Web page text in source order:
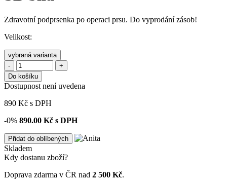
Zdravotní podprsenka po operaci prsu. Do vyprodání zásob!
Velikost:
vybraná varianta
-
+
Do košíku
Dostupnost není uvedena
890 Kč s DPH
-0% 890.00 Kč s DPH
Přidat do oblíbených
Skladem
Kdy dostanu zboží?
Doprava zdarma v ČR nad 2 500 Kč.